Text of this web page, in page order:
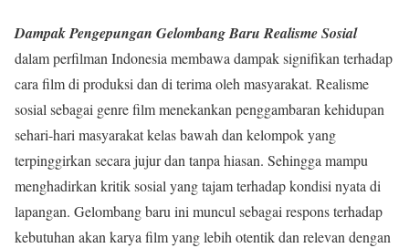
Dampak Pengepungan Gelombang Baru Realisme Sosial
dalam perfilman Indonesia membawa dampak signifikan terhadap
cara film di produksi dan di terima oleh masyarakat. Realisme
sosial sebagai genre film menekankan penggambaran kehidupan
sehari-hari masyarakat kelas bawah dan kelompok yang
terpinggirkan secara jujur dan tanpa hiasan. Sehingga mampu
menghadirkan kritik sosial yang tajam terhadap kondisi nyata di
lapangan. Gelombang baru ini muncul sebagai respons terhadap
kebutuhan akan karya film yang lebih otentik dan relevan dengan